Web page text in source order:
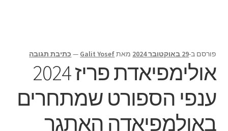
פורסם ב-29 באוקטובר 2024 מאתGalit Yosef
— כתיבת תגובה
אולימפיאדת פריז 2024
ענפי הספורט שמתחרים
באולמפיאדה האתגר